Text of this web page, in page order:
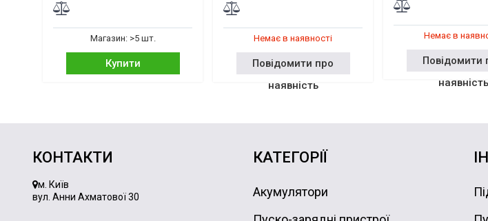
Магазин: >5 шт.
Купити
Немає в наявності
Повідомити про
наявність
Немає в
Повідомити
наявність
КОНТАКТИ
м. Київ
вул. Анни Ахматової 30
КАТЕГОРІЇ
Акумулятори